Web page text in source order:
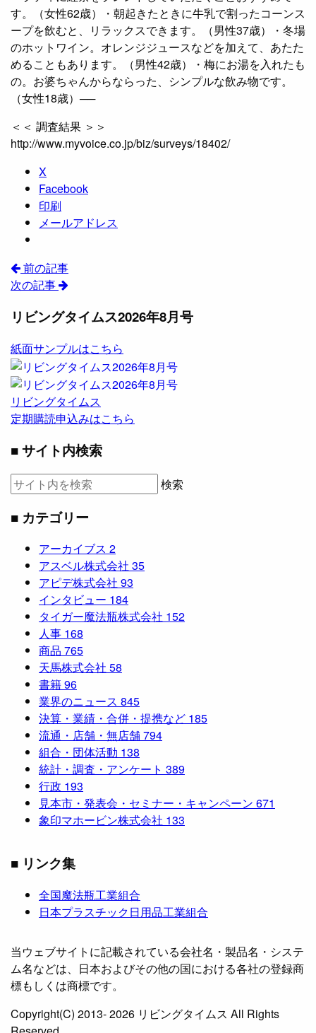
す。（女性62歳）・朝起きたときに牛乳で割ったコーンス
ープを飲むと、リラックスできます。（男性37歳）・冬場
のホットワイン。オレンジジュースなどを加えて、あたた
めることもあります。（男性42歳）・梅にお湯を入れたも
の。お婆ちゃんからならった、シンプルな飲み物です。
（女性18歳）──
＜＜ 調査結果 ＞＞
http://www.myvoice.co.jp/biz/surveys/18402/
X
Facebook
印刷
メールアドレス
前の記事
次の記事
リビングタイムス2026年8月号
紙面サンプルはこちら
リビングタイムス
定期購読申込みはこちら
■ サイト内検索
検索
■ カテゴリー
アーカイブス 2
アスベル株式会社 35
アピデ株式会社 93
インタビュー 184
タイガー魔法瓶株式会社 152
人事 168
商品 765
天馬株式会社 58
書籍96
業界のニュース 845
決算・業績・合併・提携など 185
流通・店舗・無店舗794
組合・団体活動 138
統計・調査・アンケート 389
行政 193
見本市・発表会・セミナー・キャンペーン 671
象印マホービン株式会社 133
■ リンク集
全国魔法瓶工業組合
日本プラスチック日用品工業組合
当ウェブサイトに記載されている会社名・製品名・システ
ム名などは、日本およびその他の国における各社の登録商
標もしくは商標です。
Copyright(C) 2013- 2026 リビングタイムス All Rights